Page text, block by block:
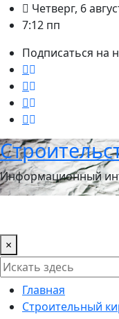
ПерейтиЧетверг, 6
7:12 пп
Подписаться на
Информационный
×
Главная
Строительный